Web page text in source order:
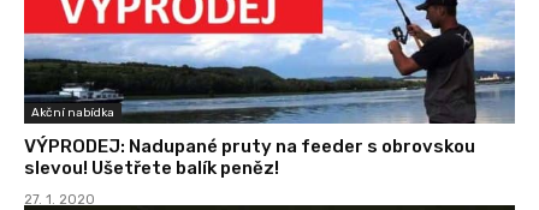
Akční nabídka
VÝPRODEJ: Nadupané pruty na feeder s obrovskou
slevou! Ušetřete balík peněz!
27. 1. 2020